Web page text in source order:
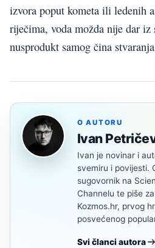
izvora poput kometa ili ledenih
riječima, voda možda nije dar
nusprodukt samog čina
O AUTORU
Ivan
Ivan je novinar i
svemiru i povijesti.
sugovornik na
Channelu te piše
Kozmos.hr, prvog
posvećenog
Svi članci autora